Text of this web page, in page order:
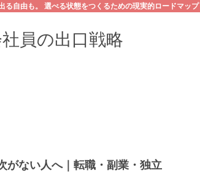
る自由も。 選べる状態をつくるための現実的ロードマップ
員の出口戦略
がない人へ｜転職・副業・独立